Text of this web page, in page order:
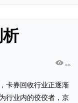
1146
卡券回收行业正逐渐
行业内的佼佼者，京